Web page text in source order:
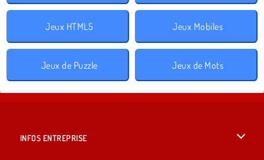
Jeux HTML5 Jeux Mobiles
Jeux de Puzzle Jeux de Mots
INFOS ENTREPRISE